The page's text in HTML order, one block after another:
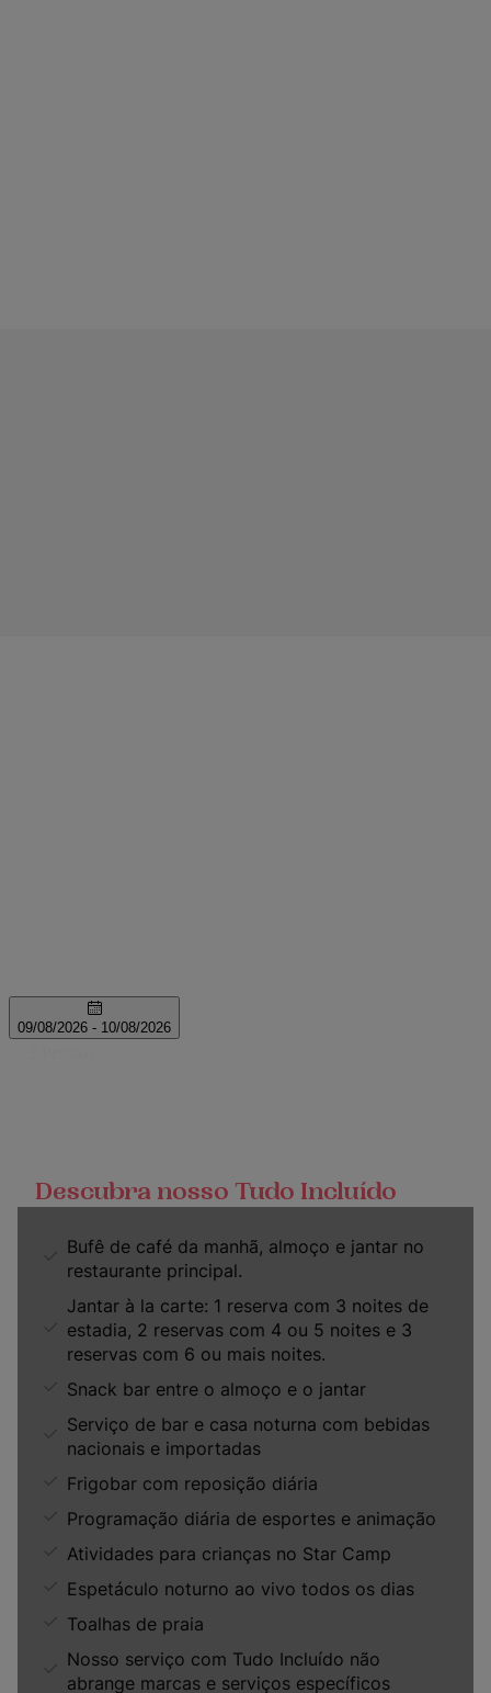
Descubra nosso Tudo Incluído
Bufê de café da manhã, almoço e jantar no
restaurante principal.
Jantar à la carte: 1 reserva com 3 noites de
estadia, 2 reservas com 4 ou 5 noites e 3
reservas com 6 ou mais noites.
Snack bar entre o almoço e o jantar
Serviço de bar e casa noturna com bebidas
nacionais e importadas
Frigobar com reposição diária
Programação diária de esportes e animação
Atividades para crianças no Star Camp
Espetáculo noturno ao vivo todos os dias
Toalhas de praia
Nosso serviço com Tudo Incluído não
abrange marcas e serviços específicos